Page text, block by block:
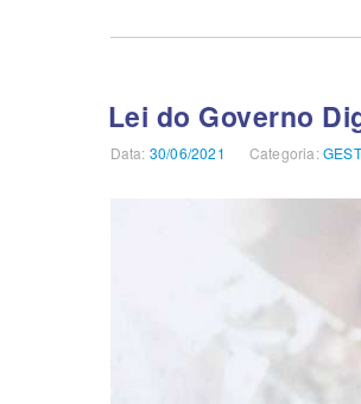
SOLUÇÕES
DOS
CIDADÃOS”
Lei do Governo
Data: Publicado
30/06/2021 Categoria: